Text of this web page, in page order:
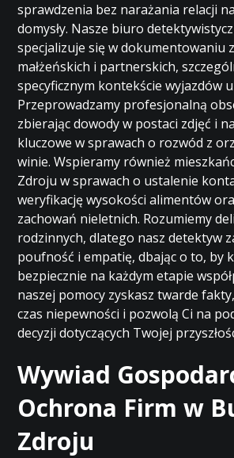
sprawdzenia bez narażania relacji
domysły. Nasze biuro
specjalizuje się w dokumentowaniu
małżeńskich i partnerskich,
specyficznym kontekście wyjazdów
Przeprowadzamy profesjonalną
zbierając dowody w postaci zdjęć i
kluczowe w sprawach o rozwód z
winie. Wspieramy również
Zdroju w sprawach o ustalenie
weryfikację wysokości alimentów
zachowań nieletnich. Rozumiemy
rodzinnych, dlatego nasz detektyw
poufność i empatię, dbając o to, by
bezpiecznie na każdym etapie
naszej pomocy zyskasz twarde
czas niepewności i pozwolą Ci na
decyzji dotyczących Twojej
Wywiad
Ochrona Firm w
Zdroju